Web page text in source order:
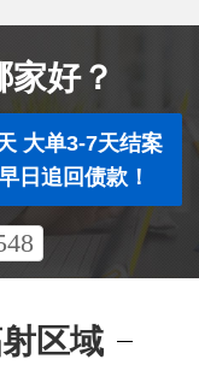
好？
大单3-7天结案
日追回债款！
区域